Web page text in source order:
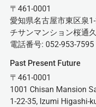
〒461-0001
愛知県名古屋市東区泉
チサンマンション桜通
電話番号: 052-953-7595
Past Present Future
〒461-0001
1001 Chisan Mansion
1-22-35, Izumi Higashi-